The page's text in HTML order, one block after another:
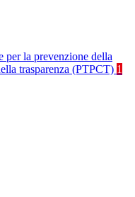
per la prevenzione della
trasparenza (PTPCT) 1